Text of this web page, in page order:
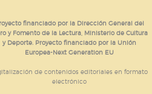
financiado por la Dirección General del
y Fomento de la Lectura, Ministerio de Cultura
y Deporte. Proyecto financiado por la Unión
Europea-Next Generation EU
de contenidos editoriales en formato
electrónico